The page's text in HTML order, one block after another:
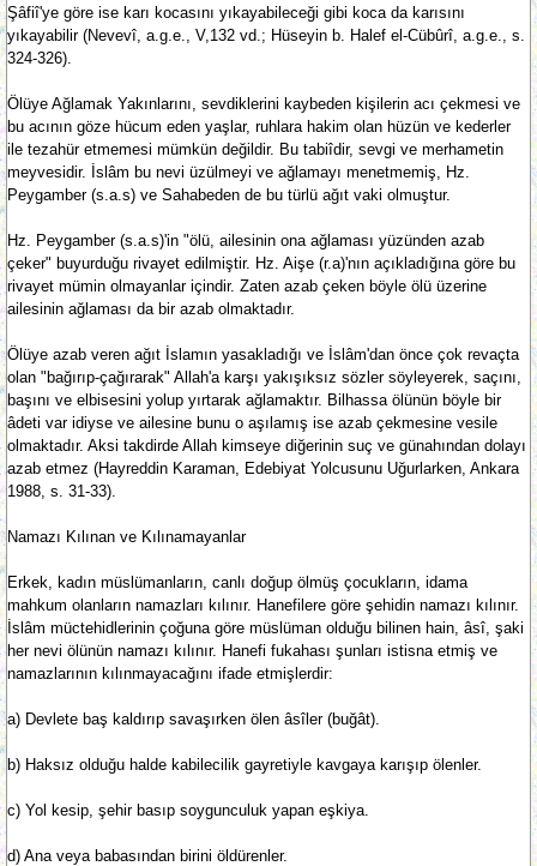
Şâfiî'ye göre ise karı kocasını yıkayabileceği gibi koca da karısını
yıkayabilir (Nevevî, a.g.e., V,132 vd.; Hüseyin b. Halef el-Cübûrî, a.g.e., s.
324-326).
Ölüye Ağlamak Yakınlarını, sevdiklerini kaybeden kişilerin acı çekmesi ve
bu acının göze hücum eden yaşlar, ruhlara hakim olan hüzün ve kederler
ile tezahür etmemesi mümkün değildir. Bu tabiîdir, sevgi ve merhametin
meyvesidir. İslâm bu nevi üzülmeyi ve ağlamayı menetmemiş, Hz.
Peygamber (s.a.s) ve Sahabeden de bu türlü ağıt vaki olmuştur.
Hz. Peygamber (s.a.s)'in "ölü, ailesinin ona ağlaması yüzünden azab
çeker" buyurduğu rivayet edilmiştir. Hz. Aişe (r.a)'nın açıkladığına göre bu
rivayet mümin olmayanlar içindir. Zaten azab çeken böyle ölü üzerine
ailesinin ağlaması da bir azab olmaktadır.
Ölüye azab veren ağıt İslamın yasakladığı ve İslâm'dan önce çok revaçta
olan "bağırıp-çağırarak" Allah'a karşı yakışıksız sözler söyleyerek, saçını,
başını ve elbisesini yolup yırtarak ağlamaktır. Bilhassa ölünün böyle bir
âdeti var idiyse ve ailesine bunu o aşılamış ise azab çekmesine vesile
olmaktadır. Aksi takdirde Allah kimseye diğerinin suç ve günahından dolayı
azab etmez (Hayreddin Karaman, Edebiyat Yolcusunu Uğurlarken, Ankara
1988, s. 31-33).
Namazı Kılınan ve Kılınamayanlar
Erkek, kadın müslümanların, canlı doğup ölmüş çocukların, idama
mahkum olanların namazları kılınır. Hanefilere göre şehidin namazı kılınır.
İslâm müctehidlerinin çoğuna göre müslüman olduğu bilinen hain, âsî, şaki
her nevi ölünün namazı kılınır. Hanefi fukahası şunları istisna etmiş ve
namazlarının kılınmayacağını ifade etmişlerdir:
a) Devlete baş kaldırıp savaşırken ölen âsîler (buğât).
b) Haksız olduğu halde kabilecilik gayretiyle kavgaya karışıp ölenler.
c) Yol kesip, şehir basıp soygunculuk yapan eşkiya.
d) Ana veya babasından birini öldürenler.